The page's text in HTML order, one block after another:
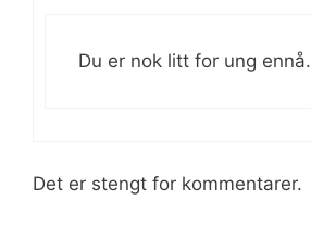
Du er nok litt for ung ennå.
Det er stengt for kommentarer.